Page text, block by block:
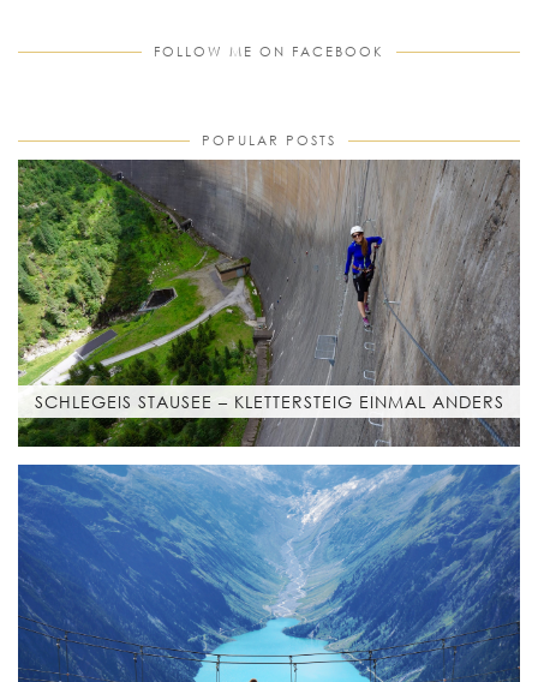
FOLLOW ME ON FACEBOOK
POPULAR POSTS
SCHLEGEIS STAUSEE – KLETTERSTEIG EINMAL ANDERS